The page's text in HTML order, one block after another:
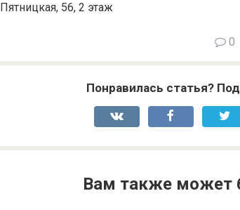
Пятницкая, 56, 2 этаж
0
Понравилась статья?
Вам также может